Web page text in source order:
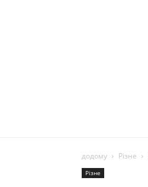
додому Різне
Різне